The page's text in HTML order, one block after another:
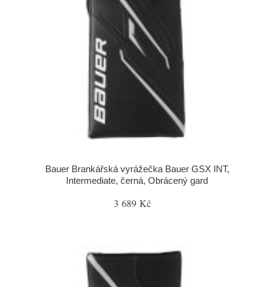
Bauer Brankářská vyrážečka Bauer GSX INT,
Intermediate, černá, Obrácený gard
3 689 Kč